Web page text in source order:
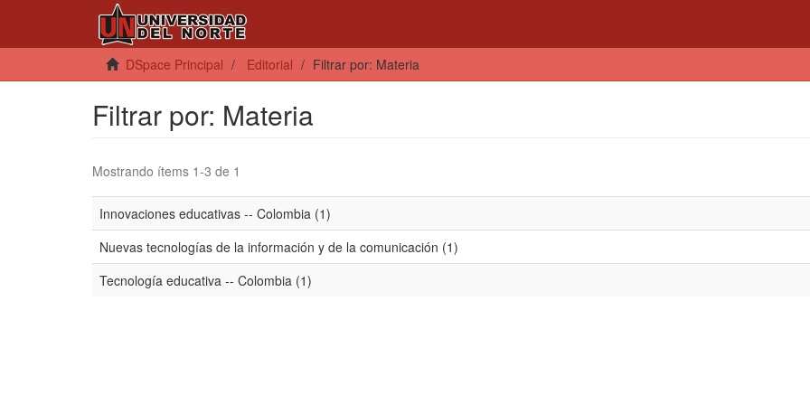
DSpace Principal Editorial Filtrar por: Materia
Filtrar por: Materia
Mostrando ítems 1-3 de 1
Innovaciones educativas -- Colombia (1)
Nuevas tecnologías de la información y de la comunicación (1)
Tecnología educativa -- Colombia (1)